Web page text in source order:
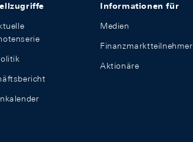
Informationen für
Medien
Finanzmarktteilnehmer
Aktionäre